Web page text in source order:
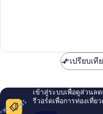
เปรียบเ
เข้าสู่ระบบเพื่อดูส่วนล
รีวอร์ดเพื่อการท่องเที่ย